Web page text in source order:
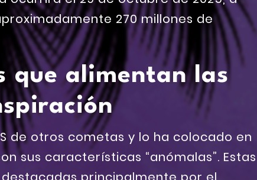
270 millones de
que alimentan las
de otros cometas y lo ha colocado en
sus características “anómalas”. Estas